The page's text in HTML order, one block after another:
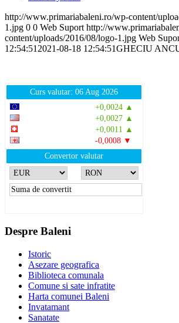
http://www.primariabaleni.ro/wp-content/
1.jpg 0 0 Web Suport http://
content/uploads/2016/08/logo-1.jpg Web
12:54:51 2021-08-18 12:54:51GHECIU
Curs valutar: 06 Aug 2026
+0,0024 ▲
+0,0027 ▲
+0,0011 ▲
-0,0008 ▼
Convertor valutar
Despre Baleni
Istoric
Asezare geografica
Biblioteca comunala
Comune si sate infratite
Harta comunei Baleni
Invatamant
Sanatate